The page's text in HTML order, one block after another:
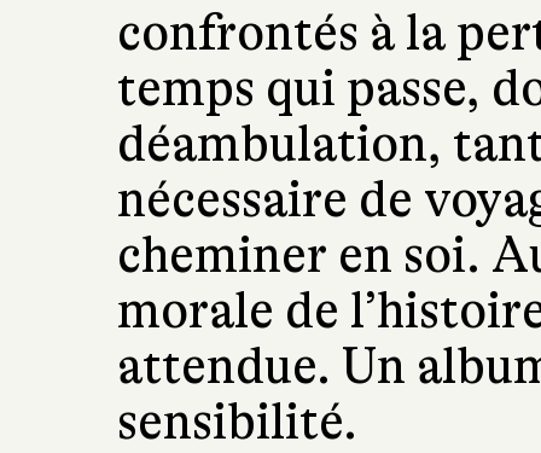
confrontés à la
temps qui passe,
déambulation,
nécessaire de
cheminer en soi.
morale de
attendue. Un
sensibilité.